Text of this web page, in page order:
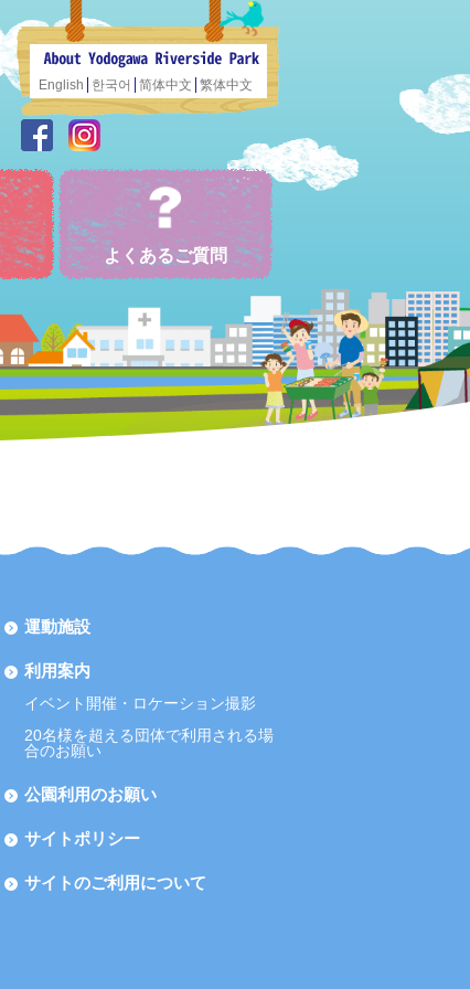
English 한국어 简体中文 繁体中文
よくあるご質問
運動施設
利用案内
イベント開催・ロケーション撮影
20名様を超える団体で利用される場
合のお願い
公園利用のお願い
サイトポリシー
サイトのご利用について